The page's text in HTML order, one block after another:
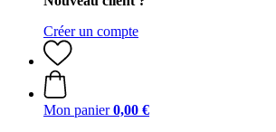
Créer un compte
Mon panier 0,00 €